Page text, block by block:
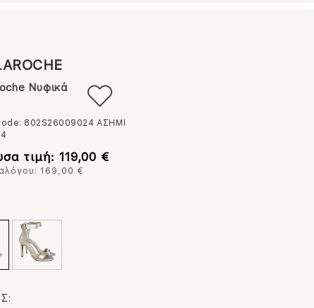
Νυφικά
802S26009024 ΑΣΗΜΙ
τιμή: 119,00 €
169,00 €